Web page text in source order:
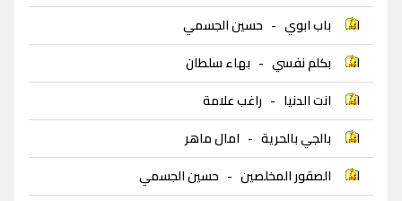
باب ابوي - حسين الجسمي
بكلم نفسي - بهاء سلطان
انت الدنيا - راغب علامة
بالجي بالحرية - امال ماهر
الصقور المخلصين - حسين الجسمي